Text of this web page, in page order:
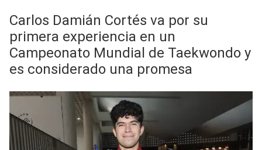
Carlos Damián Cortés va por su
primera experiencia en un
Campeonato Mundial de Taekwondo y
es considerado una promesa